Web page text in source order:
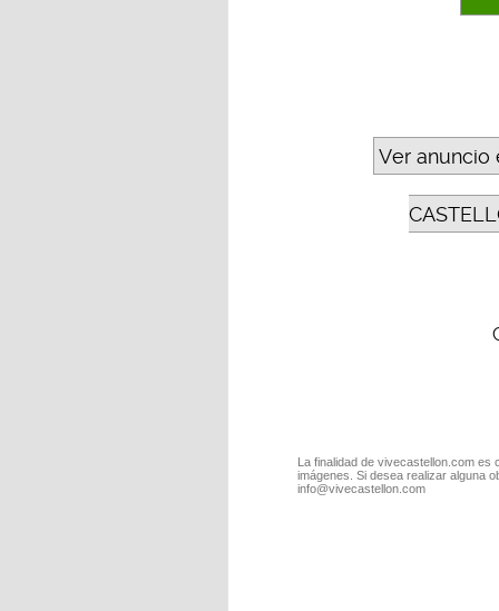
Ver anuncio
La finalidad de vivecastellon.com
imágenes. Si desea realizar alguna
info@vivecastellon.com